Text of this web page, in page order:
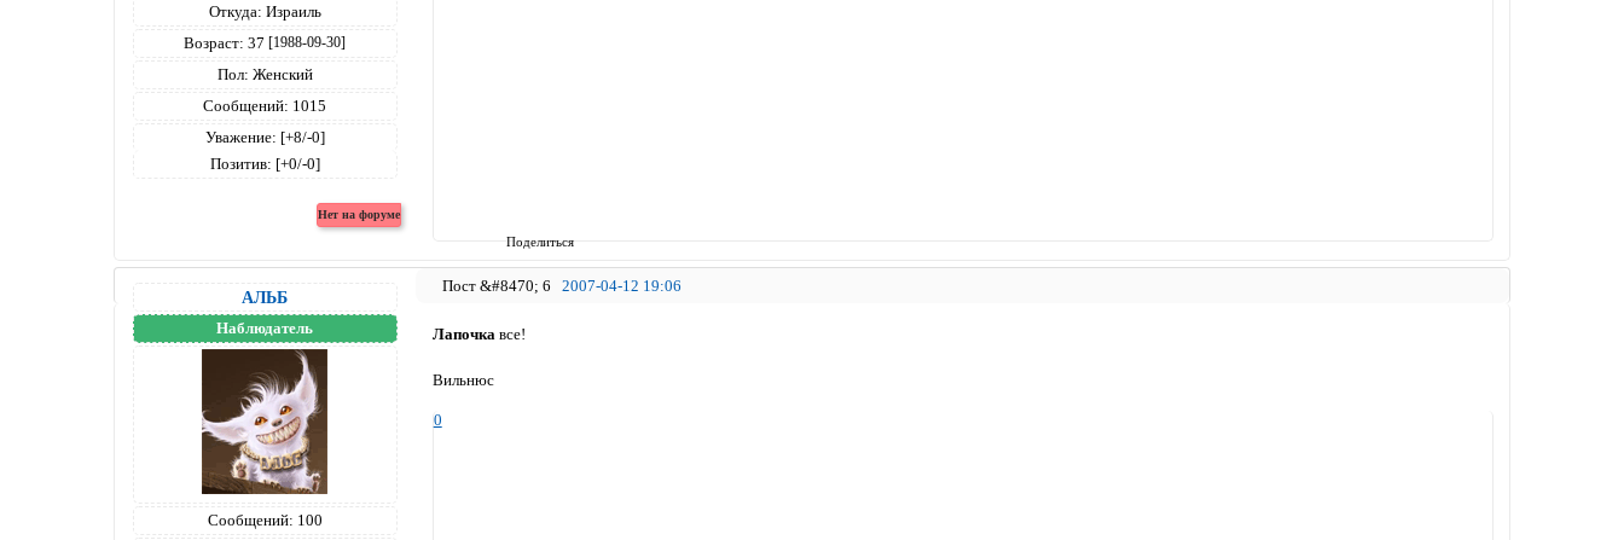
Поделиться
Откуда: Израиль
Возраст: 37 [1988-09-30]
Пол: Женский
Сообщений: 1015
Уважение: [+8/-0]
Позитив: [+0/-0]
6 2007-04-12 19:06
АЛЬБ
Наблюдатель
Сообщений: 100
Лапочкавсе!
Вильнюс
0